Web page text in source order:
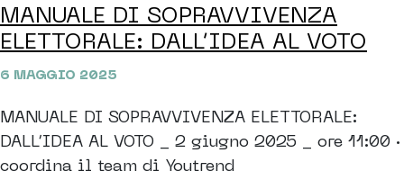
MANUALE DI SOPRAVVIVENZA
ELETTORALE: DALL’IDEA AL VOTO
6 MAGGIO 2025
MANUALE DI SOPRAVVIVENZA ELETTORALE:
DALL’IDEA AL VOTO _ 2 giugno 2025 _ ore 11:00 ·
coordina il team di Youtrend